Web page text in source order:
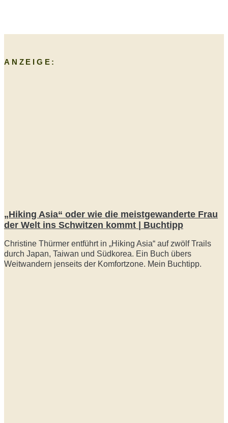
ANZEIGE:
„Hiking Asia“ oder wie die meistgewanderte Frau
der Welt ins Schwitzen kommt | Buchtipp
Christine Thürmer entführt in „Hiking Asia“ auf zwölf Trails
durch Japan, Taiwan und Südkorea. Ein Buch übers
Weitwandern jenseits der Komfortzone. Mein Buchtipp.